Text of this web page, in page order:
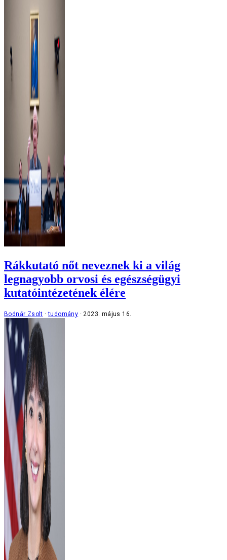
Rákkutató nőt neveznek ki a világ
legnagyobb orvosi és egészségügyi
kutatóintézetének élére
Bodnár Zsolt tudomány 2023. május 16.